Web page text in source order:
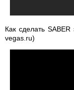
Как сделать
vegas.ru)